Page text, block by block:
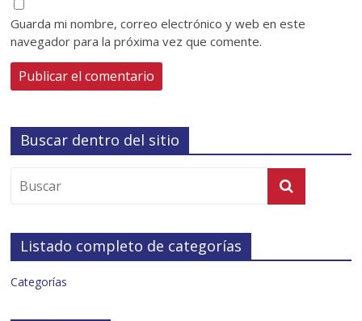
Guarda mi nombre, correo electrónico y web en este
navegador para la próxima vez que comente.
Buscar dentro del sitio
Listado completo de categorías
Categorías